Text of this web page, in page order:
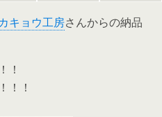
キョウ工房さんからの納品
！
！！